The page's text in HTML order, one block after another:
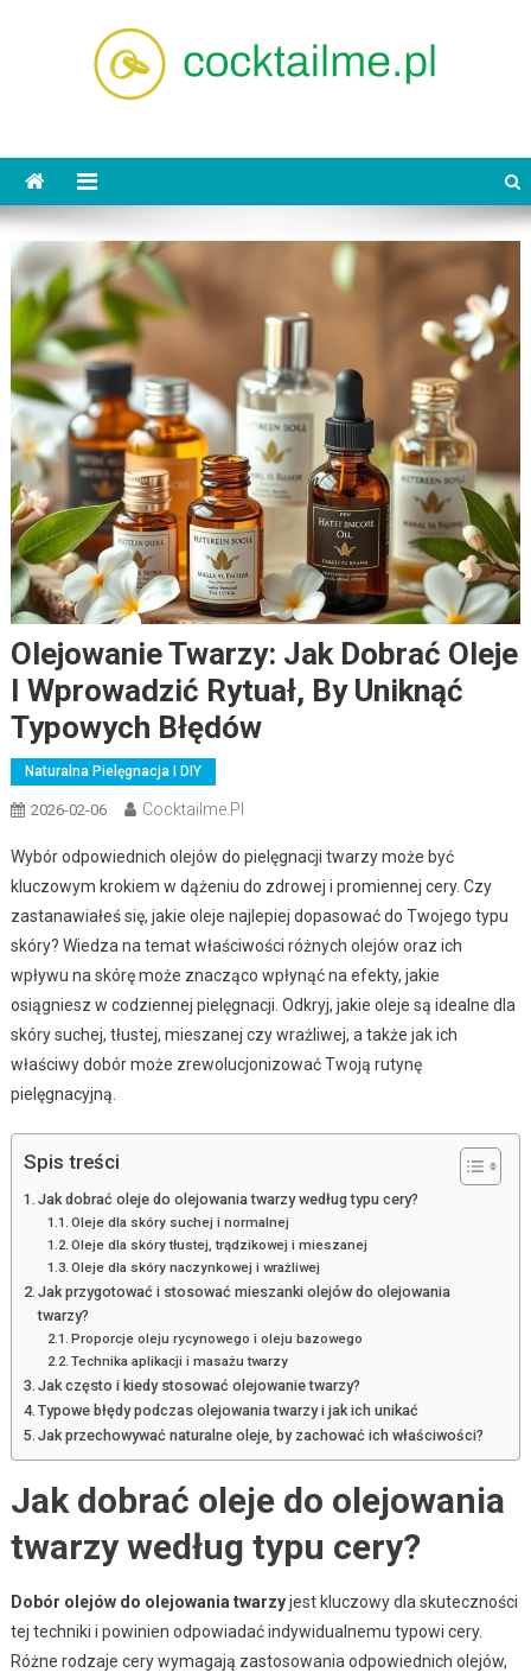
Olejowanie Twarzy: Jak Dobrać Oleje
I Wprowadzić Rytuał, By Uniknąć
Typowych Błędów
Naturalna Pielęgnacja I DIY
2026-02-06 Cocktailme.pl
Wybór odpowiednich olejów do pielęgnacji twarzy może być
kluczowym krokiem w dążeniu do zdrowej i promiennej cery. Czy
zastanawiałeś się, jakie oleje najlepiej dopasować do Twojego typu
skóry? Wiedza na temat właściwości różnych olejów oraz ich
wpływu na skórę może znacząco wpłynąć na efekty, jakie
osiągniesz w codziennej pielęgnacji. Odkryj, jakie oleje są idealne dla
skóry suchej, tłustej, mieszanej czy wrażliwej, a także jak ich
właściwy dobór może zrewolucjonizować Twoją rutynę
pielęgnacyjną.
Spis treści
Jak dobrać oleje do olejowania twarzy według typu cery?
Oleje dla skóry suchej i normalnej
Oleje dla skóry tłustej, trądzikowej i mieszanej
Oleje dla skóry naczynkowej i wrażliwej
Jak przygotować i stosować mieszanki olejów do olejowania
twarzy?
Proporcje oleju rycynowego i oleju bazowego
Technika aplikacji i masażu twarzy
Jak często i kiedy stosować olejowanie twarzy?
Typowe błędy podczas olejowania twarzy i jak ich unikać
Jak przechowywać naturalne oleje, by zachować ich właściwości?
Jak dobrać oleje do olejowania
twarzy według typu cery?
Dobór olejów do olejowania twarzyjest kluczowy dla skuteczności
tej techniki i powinien odpowiadać indywidualnemu typowi cery.
Różne rodzaje cery wymagają zastosowania odpowiednich olejów,